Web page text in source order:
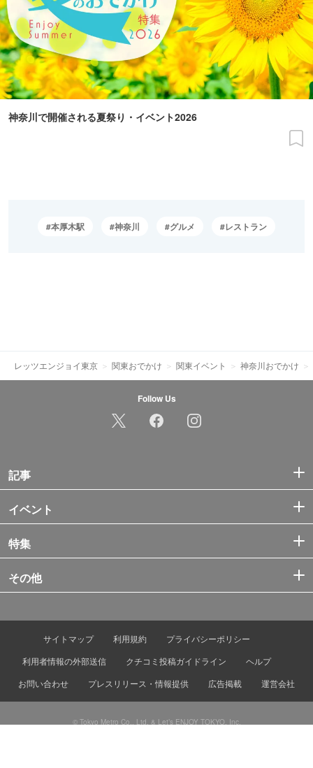
神奈川で開催される夏祭り・イベント2026
本厚木駅 神奈川 グルメ レストラン
レッツエンジョイ東京 関東おでかけ 関東イベント 神奈川おでかけ
Follow Us
記事
イベント
特集
その他
サイトマップ 利用規約
プライバシーポリシー
利用者情報の外部送信
クチコミ投稿ガイドライン
ヘルプ
お問い合わせ
プレスリリース・情報提供 広告掲載 運営会社
© Tokyo Metro Co., Ltd. & Let’s ENJOY TOKYO, Inc.